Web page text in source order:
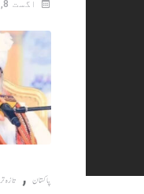
اگست 8, 2026
پاکستان , تازہ